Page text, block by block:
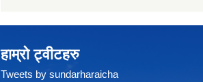
हाम्रो ट्वीटहरु
Tweets by sundarharaicha